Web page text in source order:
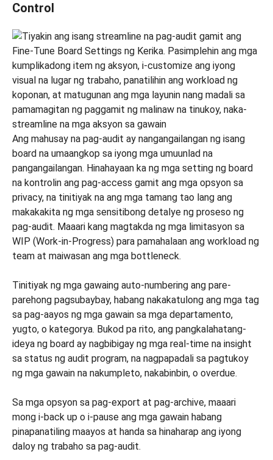
Control
Ang mahusay na pag-audit ay nangangailangan ng isang
board na umaangkop sa iyong mga umuunlad na
pangangailangan. Hinahayaan ka ng mga setting ng board
na kontrolin ang pag-access gamit ang mga opsyon sa
privacy, na tinitiyak na ang mga tamang tao lang ang
makakakita ng mga sensitibong detalye ng proseso ng
pag-audit. Maaari kang magtakda ng mga limitasyon sa
WIP (Work-in-Progress) para pamahalaan ang workload ng
team at maiwasan ang mga bottleneck.
Tinitiyak ng mga gawaing auto-numbering ang pare-
parehong pagsubaybay, habang nakakatulong ang mga tag
sa pag-aayos ng mga gawain sa mga departamento,
yugto, o kategorya. Bukod pa rito, ang pangkalahatang-
ideya ng board ay nagbibigay ng mga real-time na insight
sa status ng audit program, na nagpapadali sa pagtukoy
ng mga gawain na nakumpleto, nakabinbin, o overdue.
Sa mga opsyon sa pag-export at pag-archive, maaari
mong i-back up o i-pause ang mga gawain habang
pinapanatiling maayos at handa sa hinaharap ang iyong
daloy ng trabaho sa pag-audit.